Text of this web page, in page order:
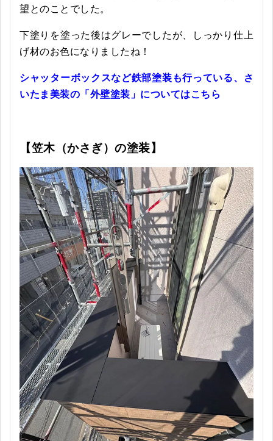
望とのことでした。
下塗りを塗った後はグレーでしたが、しっかり仕上
げ材のお色になりましたね！
シャッターボックスなど鉄部塗装も行っている、さ
いたま美装の「外壁塗装」についてはこちら
【笠木（かさぎ）の塗装】